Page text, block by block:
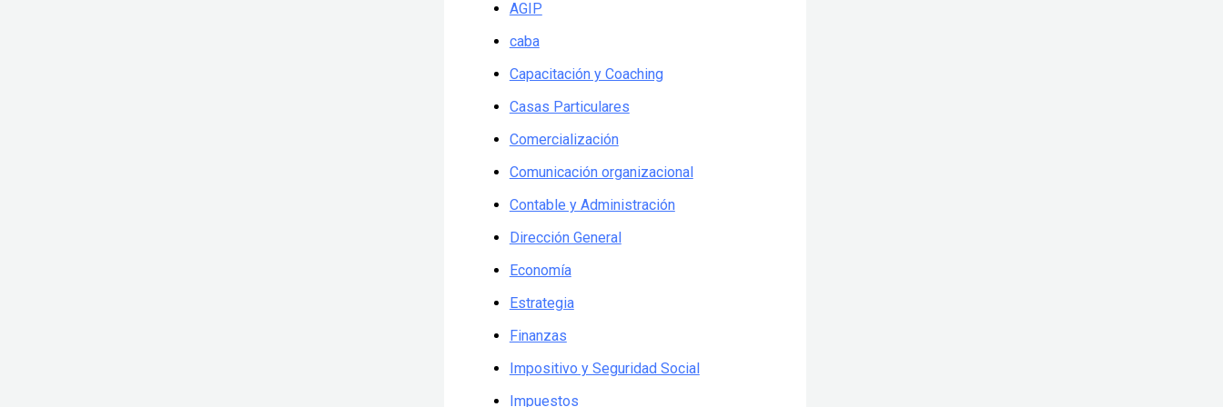
AGIP
caba
Capacitación y Coaching
Casas Particulares
Comercialización
Comunicación organizacional
Contable y Administración
Dirección General
Economía
Estrategia
Finanzas
Impositivo y Seguridad Social
Impuestos